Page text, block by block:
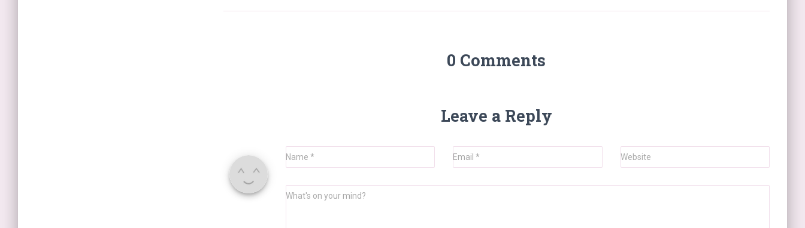
0 Comments
Leave a Reply
Name * Email* Website
What's on your mind?